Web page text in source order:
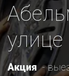
улице
Акция -